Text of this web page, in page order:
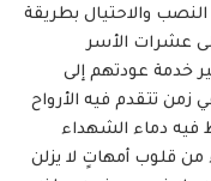
والاحتيال بطريقة
عشرات الأسر
خدمة عودتهم إلى
تتقدم فيه الأرواح
فيه دماء الشهداء
من قلوب أمهاتٍ لا يزلن